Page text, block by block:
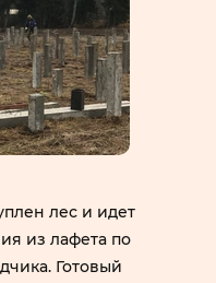
лес и идет
из лафета по
Готовый